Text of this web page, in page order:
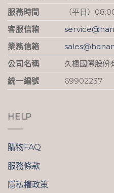
服務時間
（平日）
客服信箱
業務信箱
公司名稱
久楓國際股份
統一編號
69902237
HELP
購物FAQ
服務條款
隱私權政策